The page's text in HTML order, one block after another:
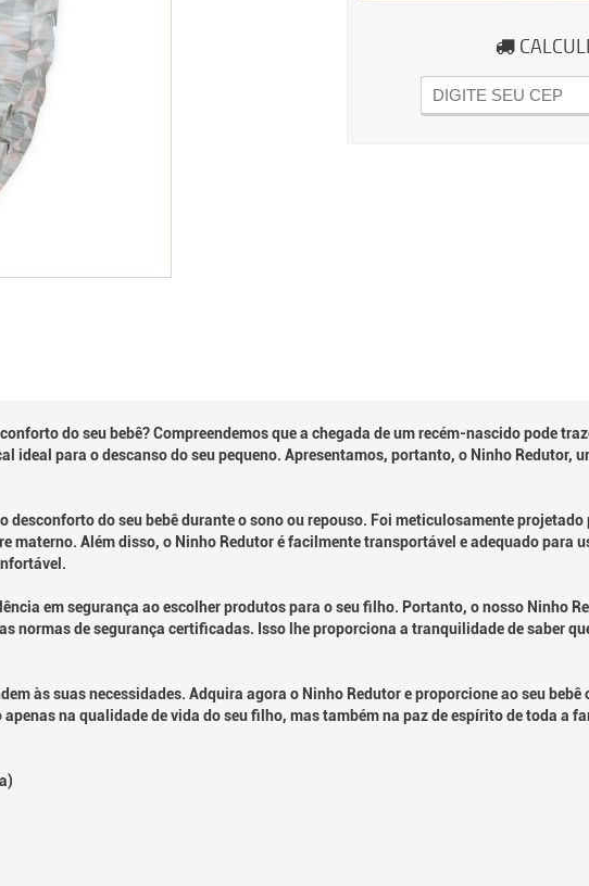
do seu bebê? Compreendemos que a chegada de um recém-nascido pode
ideal para o descanso do seu pequeno. Apresentamos, portanto, o Ninho Redutor,
desconforto do seu bebê durante o sono ou repouso. Foi meticulosamente
materno. Além disso, o Ninho Redutor é facilmente transportável e adequado para
em segurança ao escolher produtos para o seu filho. Portanto, o nosso Ninho
normas de segurança certificadas. Isso lhe proporciona a tranquilidade de saber
às suas necessidades. Adquira agora o Ninho Redutor e proporcione ao seu bebê
na qualidade de vida do seu filho, mas também na paz de espírito de toda a